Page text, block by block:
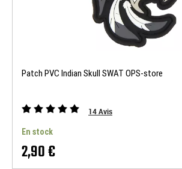
Patch PVC Indian Skull SWAT OPS-store
14Avis
En stock
2,90 €